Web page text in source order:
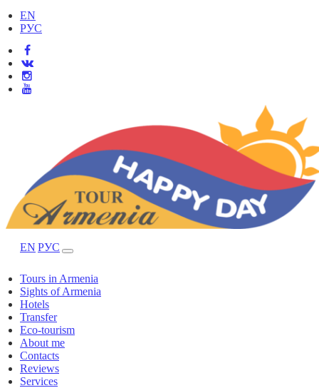
EN
РУС
EN РУС
Tours in Armenia
Sights of Armenia
Hotels
Transfer
Eco-tourism
About me
Contacts
Reviews
Services